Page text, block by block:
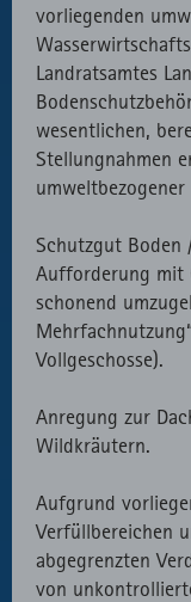
vorliegenden
Landratsamtes
wesentlichen,
Stellungnahmen
Schutzgut Boden
Aufforderung mit
schonend
Vollgeschosse).
Anregung zur
Wildkräutern.
Aufgrund
Verfüllbereichen
abgegrenzten
von